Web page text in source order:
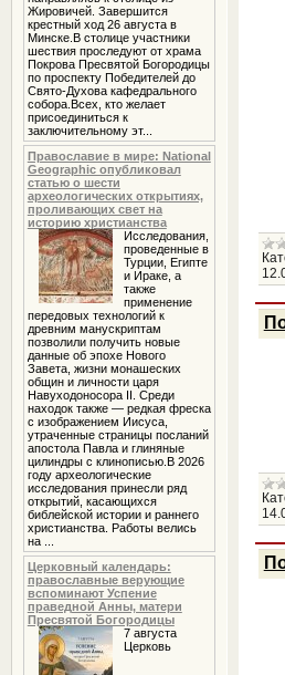
Жировичей. Завершится
крестный ход 26 августа в
Минске.В столице участники
шествия проследуют от храма
Покрова Пресвятой Богородицы
по проспекту Победителей до
Свято-Духова кафедрального
собора.Всех, кто желает
присоединиться к
заключительному эт...
Православие в мире: National
Geographic опубликовал
статью о шести
археологических открытиях,
проливающих свет на
историю христианства
Исследования,
проведенные в
Турции, Египте
и Ираке, а
также
применение
передовых технологий к
древним манускриптам
позволили получить новые
данные об эпохе Нового
Завета, жизни монашеских
общин и личности царя
Навуходоносора II. Среди
находок также — редкая фреска
с изображением Иисуса,
утраченные страницы посланий
апостола Павла и глиняные
цилиндры с клинописью.В 2026
году археологические
исследования принесли ряд
открытий, касающихся
библейской истории и раннего
христианства. Работы велись
на ...
Церковный календарь:
православные верующие
вспоминают Успение
праведной Анны, матери
Пресвятой Богородицы
7 августа
Церковь